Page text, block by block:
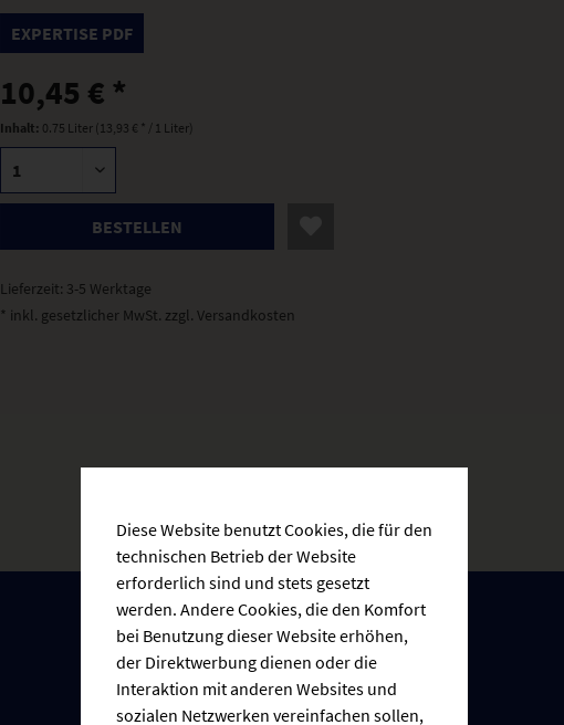
EXPERTISE PDF
10,45 € *
Inhalt: 0.75 Liter (13,93 € * / 1 Liter)
BESTELLEN
Lieferzeit: 3-5 Werktage
* inkl. gesetzlicher MwSt. zzgl. Versandkosten
Diese Website benutzt Cookies, die für den
technischen Betrieb der Website
erforderlich sind und stets gesetzt
werden. Andere Cookies, die den Komfort
bei Benutzung dieser Website erhöhen,
der Direktwerbung dienen oder die
Interaktion mit anderen Websites und
sozialen Netzwerken vereinfachen sollen,